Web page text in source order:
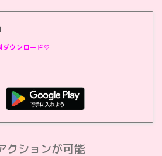
ダウンロード♡
クションが可能